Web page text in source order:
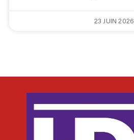
23 JUIN 2026